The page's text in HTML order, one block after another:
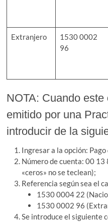
Extranjero
1530 0002
96
NOTA: Cuando
emitido por una
introducir de la
Ingresar a la opción:
Número de cuenta: 00
«ceros» no se teclean);
Referencia según sea el
1530 0004 22
1530 0002 96
Se introduce el siguiente